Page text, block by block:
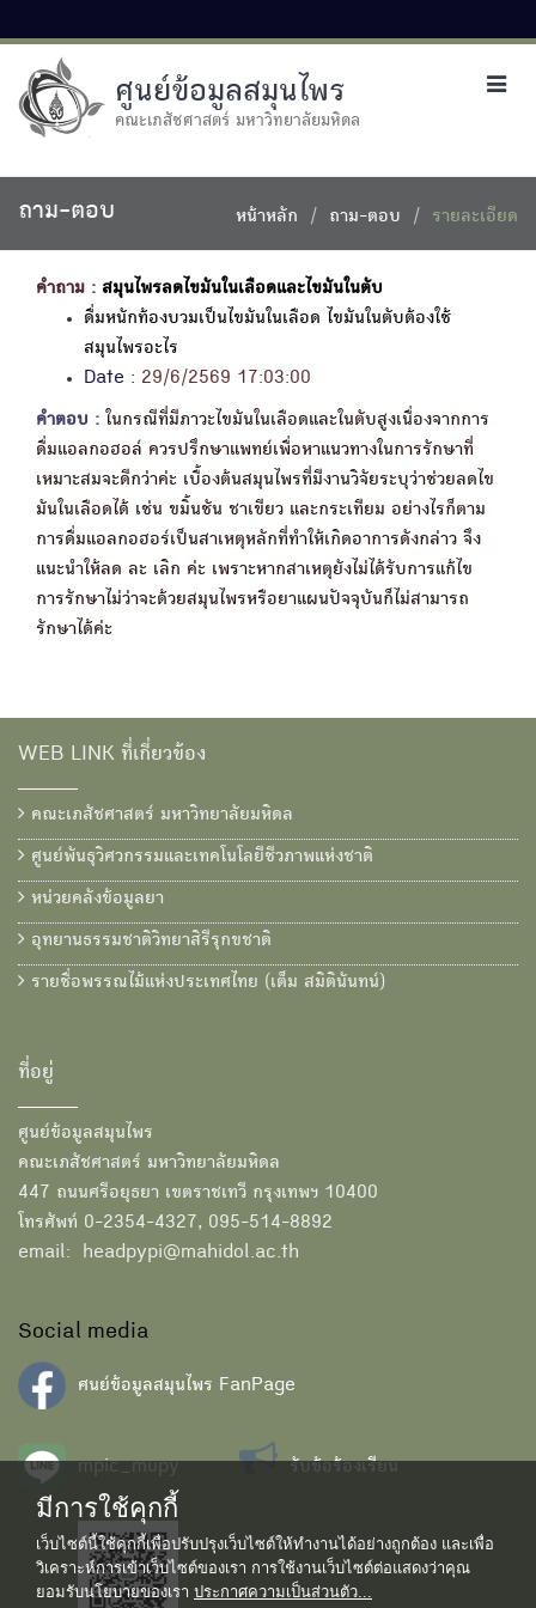
ศูนย์ข้อมูลสมุนไพร
คณะเภสัชศาสตร์ มหาวิทยาลัยมหิดล
ถาม-ตอบ หน้าหลัก ถาม-ตอบ รายละเอียด
คำถาม : สมุนไพรลดไขมันในเลือดและไขมันในตับ
ดื่มหนักท้องบวมเป็นไขมันในเลือด ไขมันในตับต้องใช้
สมุนไพรอะไร
Date : 29/6/2569 17:03:00
คำตอบ : ในกรณีที่มีภาวะไขมันในเลือดและในตับสูงเนื่องจากการ
ดื่มแอลกอฮอล์ ควรปรึกษาแพทย์เพื่อหาแนวทางในการรักษาที่
เหมาะสมจะดีกว่าค่ะ เบื้องต้นสมุนไพรที่มีงานวิจัยระบุว่าช่วยลดไข
มันในเลือดได้ เช่น ขมิ้นชัน ชาเขียว และกระเทียม อย่างไรก็ตาม
การดื่มแอลกอฮอร์เป็นสาเหตุหลักที่ทำให้เกิดอาการดังกล่าว จึง
แนะนำให้ลด ละ เลิก ค่ะ เพราะหากสาเหตุยังไม่ได้รับการแก้ไข
การรักษาไม่ว่าจะด้วยสมุนไพรหรือยาแผนปัจจุบันก็ไม่สามารถ
รักษาได้ค่ะ
WEB LINK ที่เกี่ยวข้อง
คณะเภสัชศาสตร์ มหาวิทยาลัยมหิดล
ศูนย์พันธุวิศวกรรมและเทคโนโลยีชีวภาพแห่งชาติ
หน่วยคลังข้อมูลยา
อุทยานธรรมชาติวิทยาสิรีรุกขชาติ
รายชื่อพรรณไม้แห่งประเทศไทย (เต็ม สมิตินันทน์)
ที่อยู่
ศูนย์ข้อมูลสมุนไพร
คณะเภสัชศาสตร์ มหาวิทยาลัยมหิดล
447 ถนนศรีอยุธยา เขตราชเทวี กรุงเทพฯ 10400
โทรศัพท์ 0-2354-4327, 095-514-8892
email: headpypi@mahidol.ac.th
Social media
ศนย์ข้อมูลสมุนไพร FanPage
mpic_mupy รับข้อร้องเรียน
มีการใช้คุกกี้
เว็บไซต์นี้ใช้คุกกี้เพื่อปรับปรุงเว็บไซต์ให้ทำงานได้อย่างถูกต้อง และเพื่อ
วิเคราะห์การเข้าเว็บไซต์ของเรา การใช้งานเว็บไซต์ต่อแสดงว่าคุณ
ยอมรับนโยบายของเรา ประกาศความเป็นส่วนตัว...